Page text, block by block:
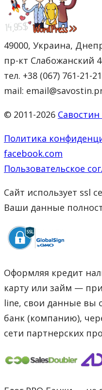
49000, Украина,
пр-кт Слабожанский
тел. +38 (067) 761-21-21
mail:
© 2011-2026 Савостин
Политика
facebook.com
Пользовательское
Сайт использует ssl
Ваши данные
Оформляя кредит
карту или займ —
line, свои данные вы
банк (компанию),
сети партнерских